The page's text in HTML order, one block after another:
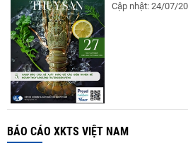
Cập nhật: 24/07/
BÁO CÁO XKTS VIỆT NAM